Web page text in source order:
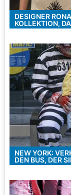
DESIGNER
KOLLEKTION,
NEW YORK:
DEN BUS, DER